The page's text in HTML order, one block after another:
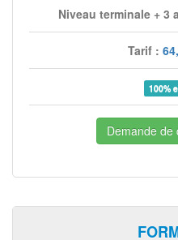
Niveau terminale + 3
Tarif :
100%
Demande de